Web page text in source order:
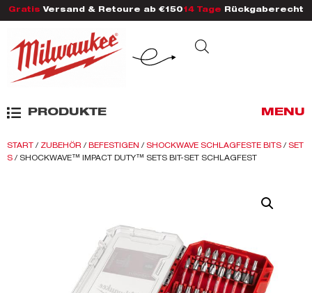
Gratis Versand & Retoure ab €150 14 Tage Rückgaberecht
PRODUKTE MENU
START / ZUBEHÖR / BEFESTIGEN / SHOCKWAVE SCHLAGFESTE BITS / SET
S / SHOCKWAVE™ IMPACT DUTY™ SETS BIT-SET SCHLAGFEST